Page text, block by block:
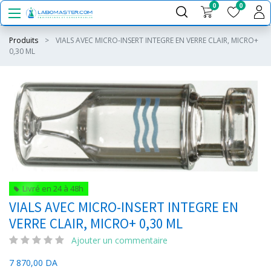
0 0
Produits
VIALS AVEC MICRO-INSERT INTEGRE EN VERRE CLAIR, MICRO+
0,30 ML
Livré en 24 à 48h
VIALS AVEC MICRO-INSERT INTEGRE EN
VERRE CLAIR, MICRO+ 0,30 ML
Ajouter un commentaire
7 870,00 DA